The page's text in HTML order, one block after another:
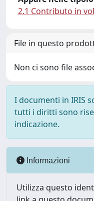
2.1 Contributo in
File in questo
Non ci sono file
I documenti in IRIS
tutti i diritti sono
indicazione.
Informazioni
Utilizza questo